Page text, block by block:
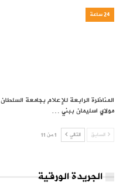
24 ساعة
المناظرة الرابعة للإعلام بجامعة السلطان
مولاي اسليمان ببني …
السابق التالي 1 من 11
الجريدة الورقية